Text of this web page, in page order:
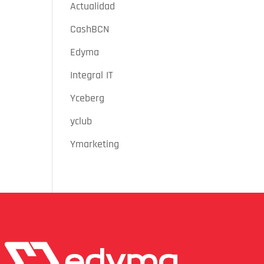
Actualidad
CashBCN
Edyma
Integral IT
Yceberg
yclub
Ymarketing